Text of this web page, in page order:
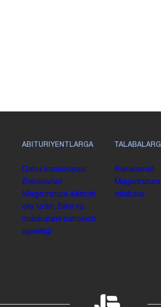
ABITURIYENTLARGA
Qabul komissiyasi
Bakalavriat
Magistratura
Ikkinchi
oliy taʼlim Bilim va
malakalarni baholash
agentligi
Bakalavriat
Magistratura
talabalar